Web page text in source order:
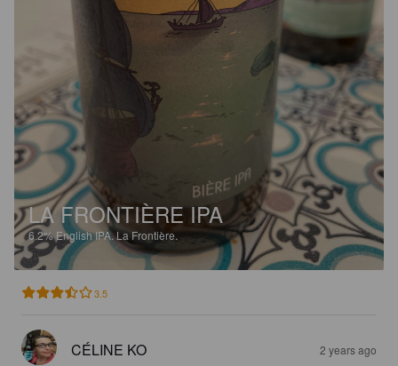
LA FRONTIÈRE IPA
6.2%English IPA.La Frontière.
3.5
CÉLINE KO 2 years ago